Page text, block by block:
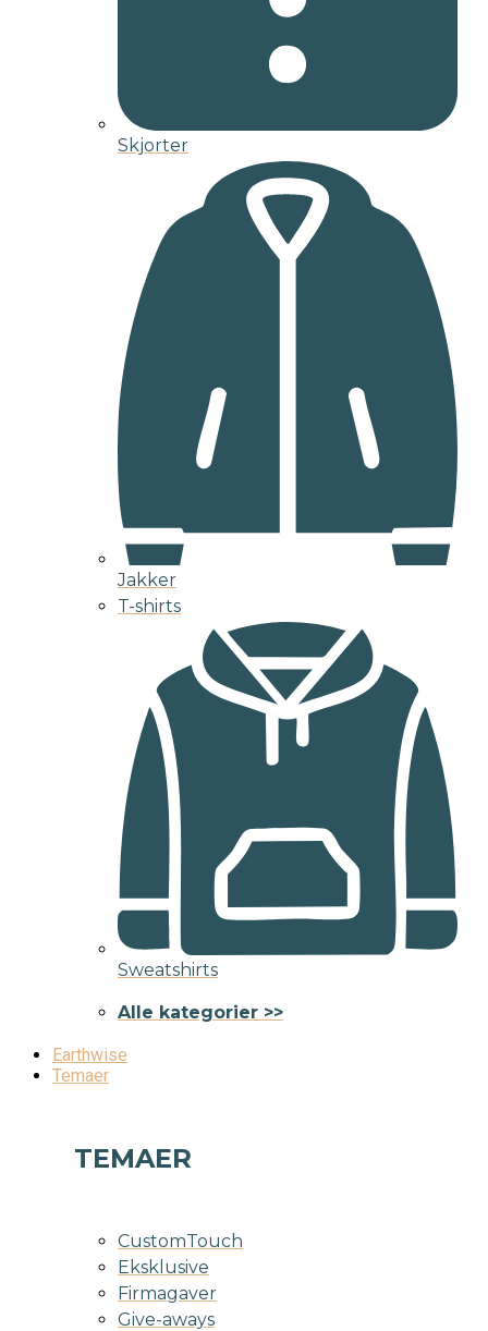
Skjorter
Jakker
T-shirts
Sweatshirts
Alle kategorier >>
Earthwise
Temaer
TEMAER
CustomTouch
Eksklusive
Firmagaver
Give-aways